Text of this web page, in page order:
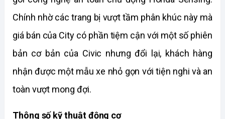
Chính nhờ các trang bị vượt tầm phân khúc này mà
giá bán của City có phần tiệm cận với một số phiên
bản cơ bản của Civic nhưng đổi lại, khách hàng
nhận được một mẫu xe nhỏ gọn với tiện nghi và an
toàn vượt mong đợi.
Thông số kỹ thuật động cơ